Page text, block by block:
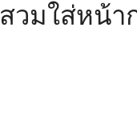
สวมใส่หน้า